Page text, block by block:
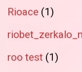
Rioace (1)
roo test (1)